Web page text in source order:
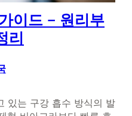
이드 – 원리부
리
있는 구강 흡수 방식의 발